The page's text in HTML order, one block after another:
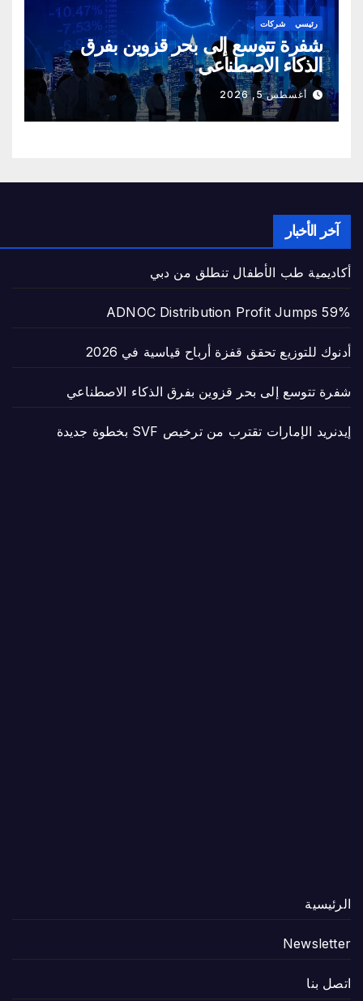
رئيسي شركات
شفرة تتوسع إلى بحر قزوين بفرق
الذكاء الاصطناعي
أغسطس 5, 2026
آخر الأخبار
أكاديمية طب الأطفال تنطلق من دبي
ADNOC Distribution Profit Jumps 59%
أدنوك للتوزيع تحقق قفزة أرباح قياسية في 2026
شفرة تتوسع إلى بحر قزوين بفرق الذكاء الاصطناعي
إيدنريد الإمارات تقترب من ترخيص SVF بخطوة جديدة
الرئيسية
Newsletter
اتصل بنا